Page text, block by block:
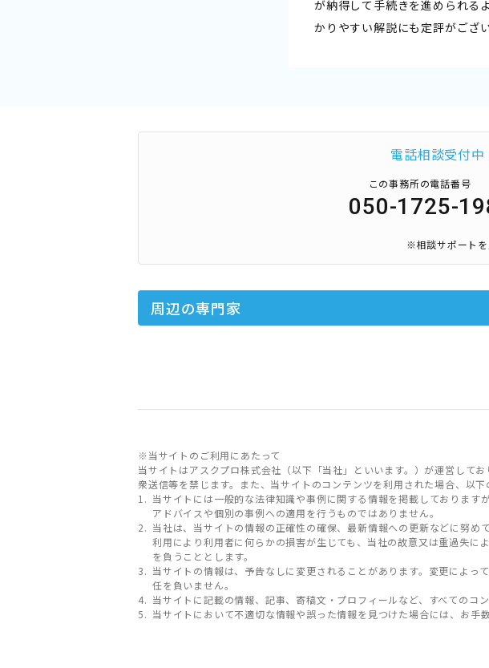
が納得して手続きを進められる
かりやすい解説にも定評がござい
電話相談受付中
この事務所の電話番号
050-1725-
※相談サポートを
周辺の専門家
※当サイトのご利用にあたって
当サイトはアスクプロ株式会社（以下「当社」といいます。）が運営して
衆送信等を禁じます。また、当サイトのコンテンツを利用された場合、以下
当サイトには一般的な法律知識や事例に関する情報を掲載しておりま
アドバイスや個別の事例への適用を行うものではありません。
当社は、当サイトの情報の正確性の確保、最新情報への更新などに努
利用により利用者に何らかの損害が生じても、当社の故意又は重過失
を負うこととします。
当サイトの情報は、予告なしに変更されることがあります。変更によ
任を負いません。
当サイトに記載の情報、記事、寄稿文・プロフィールなど、すべてのコ
当サイトにおいて不適切な情報や誤った情報を見つけた場合には、お手